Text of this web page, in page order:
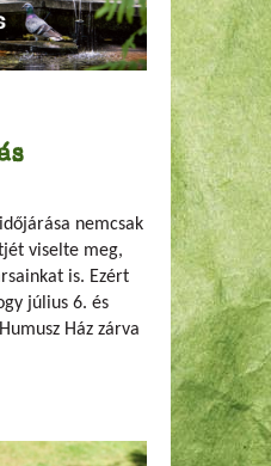
nemcsak
viselte meg,
is. Ezért
július 6. és
Ház zárva